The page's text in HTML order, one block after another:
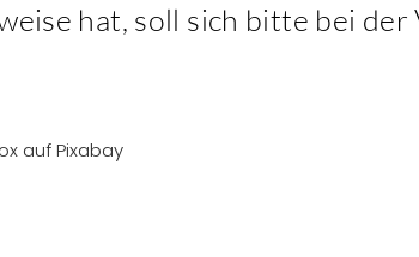
hat, soll sich bitte bei der
auf Pixabay